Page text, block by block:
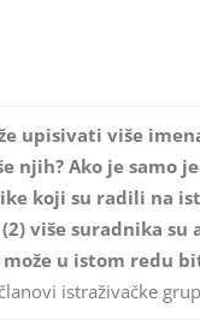
upisivati više
Ako je samo
koji su radili na
više suradnika
može u istom redu
istraživačke